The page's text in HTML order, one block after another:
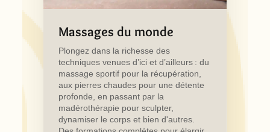
Massages du monde
Plongez dans la richesse des
techniques venues d’ici et d’ailleurs : du
massage sportif pour la récupération,
aux pierres chaudes pour une détente
profonde, en passant par la
madérothérapie pour sculpter,
dynamiser le corps et bien d'autres.